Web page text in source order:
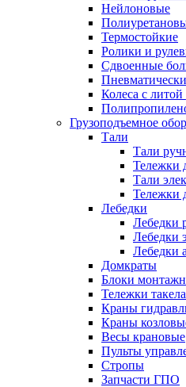
Нейлоновые
Термостойкие
Ролики и
Сдвоенные
Колеса с литой
Грузоподъемное
Тали
Тали
Тележки
Тали
Тележки
Лебедки
Лебедки
Лебедки
Лебедки
Домкраты
Блоки
Тележки
Краны
Краны
Весы крановые
Пульты
Стропы
Запчасти ГПО